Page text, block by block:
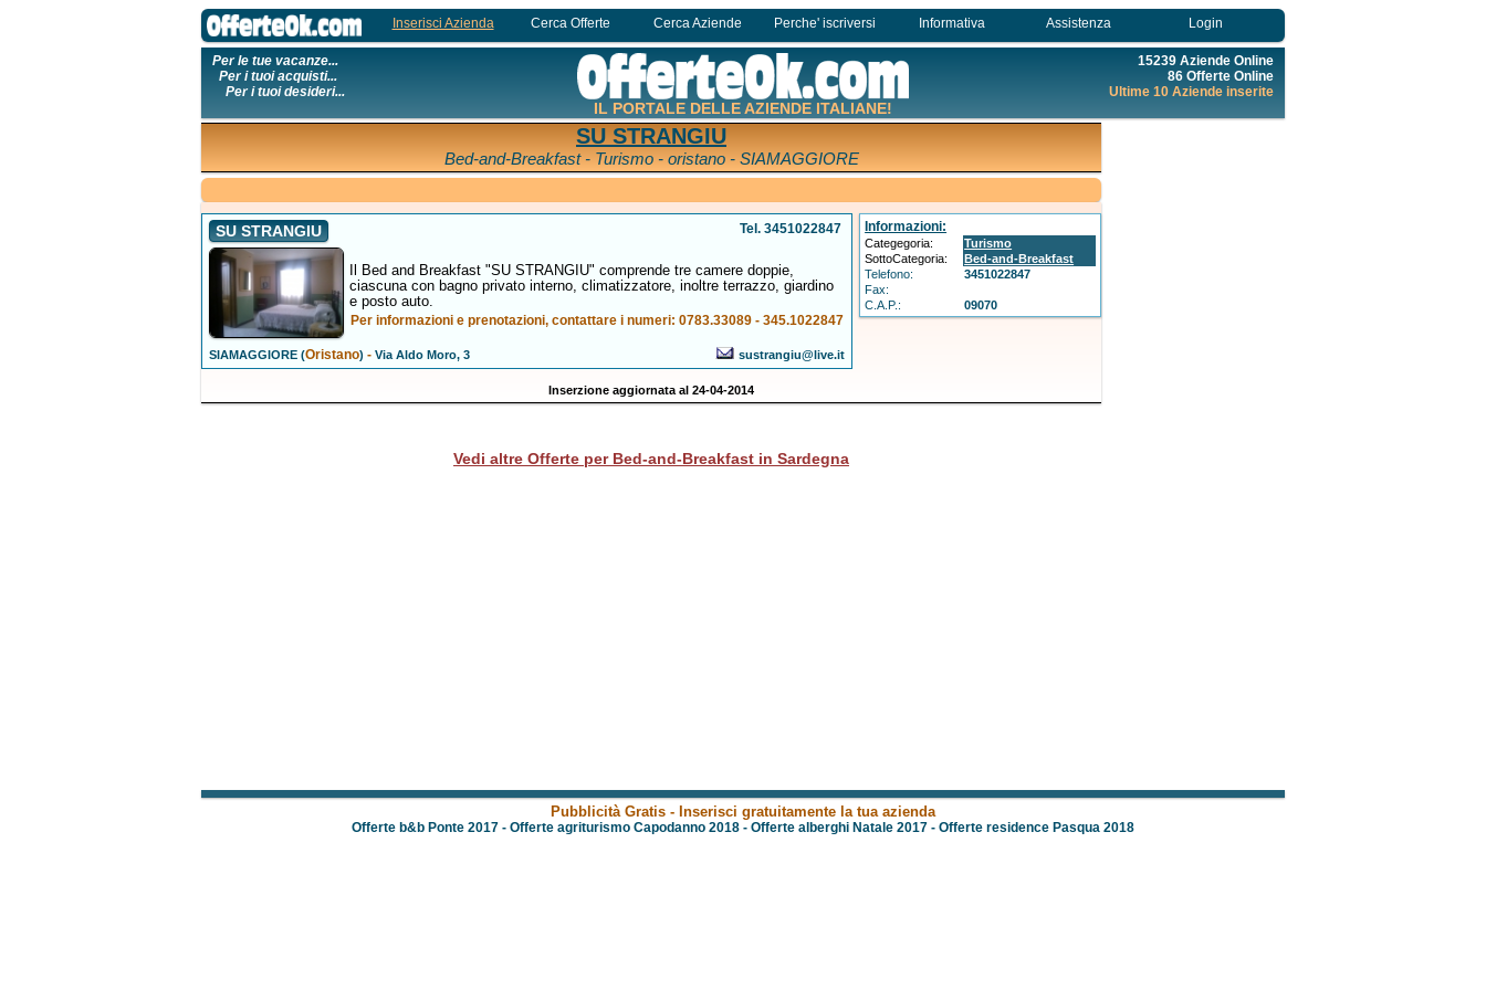
Inserisci Azienda Cerca Offerte Cerca Aziende Perche' iscriversi Informativa Assistenza Login
Per le tue vacanze...
Per i tuoi acquisti...
Per i tuoi desideri...
IL PORTALE DELLE AZIENDE ITALIANE!
15239 Aziende Online
86 Offerte Online
Ultime 10 Aziende inserite
SU STRANGIU
Bed-and-Breakfast - Turismo - oristano - SIAMAGGIORE
SU STRANGIU Tel. 3451022847
Il Bed and Breakfast "SU STRANGIU" comprende tre camere doppie,
ciascuna con bagno privato interno, climatizzatore, inoltre terrazzo, giardino
e posto auto.
Per informazioni e prenotazioni, contattare i numeri: 0783.33089 - 345.1022847
SIAMAGGIORE (Oristano) -Via Aldo Moro, 3 sustrangiu@live.it
Informazioni:
Categegoria:
Turismo
SottoCategoria:
Bed-and-Breakfast
Telefono:
3451022847
Fax:
C.A.P.:
09070
Inserzione aggiornata al 24-04-2014
Vedi altre Offerte per Bed-and-Breakfast in Sardegna
Pubblicità Gratis - Inserisci gratuitamente la tua azienda
Offerte b&b Ponte 2017 - Offerte agriturismo Capodanno 2018 - Offerte alberghi Natale 2017 - Offerte residence Pasqua 2018